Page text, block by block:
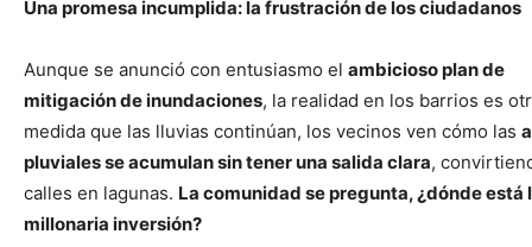
Una promesa incumplida: la frustración de los ciudadanos
Aunque se anunció con entusiasmo el ambicioso plan de
mitigación de inundaciones, la realidad en los barrios es
medida que las lluvias continúan, los vecinos ven cómo las
pluviales se acumulan sin tener una salida clara,
calles en lagunas. La comunidad se pregunta, ¿dónde está
millonaria inversión?